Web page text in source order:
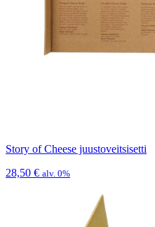
Story of Cheese juustoveitsisetti
28,50 € alv. 0%